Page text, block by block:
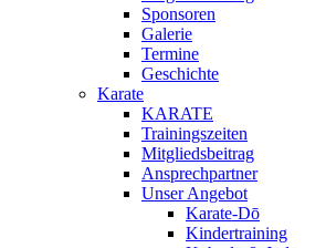
Sponsoren
Galerie
Termine
Geschichte
Karate
KARATE
Trainingszeiten
Mitgliedsbeitrag
Ansprechpartner
Unser Angebot
Karate-Dō
Kindertraining